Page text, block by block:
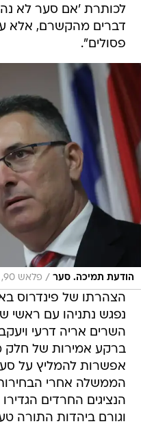
לכותרת 'אם סער לא
דברים מהקשרם, אלא
פסולים".
הודעת תמיכה. סער / פלאש 90, יונתן זינדל
הצהרתו של פינדרוס
נפגש נתניהו עם ראשי
השרים אריה דרעי
ברקע אמירות של חלק
אפשרות להמליץ על
הממשלה אחרי
הנציגים החרדים
וגורם ביהדות התורה